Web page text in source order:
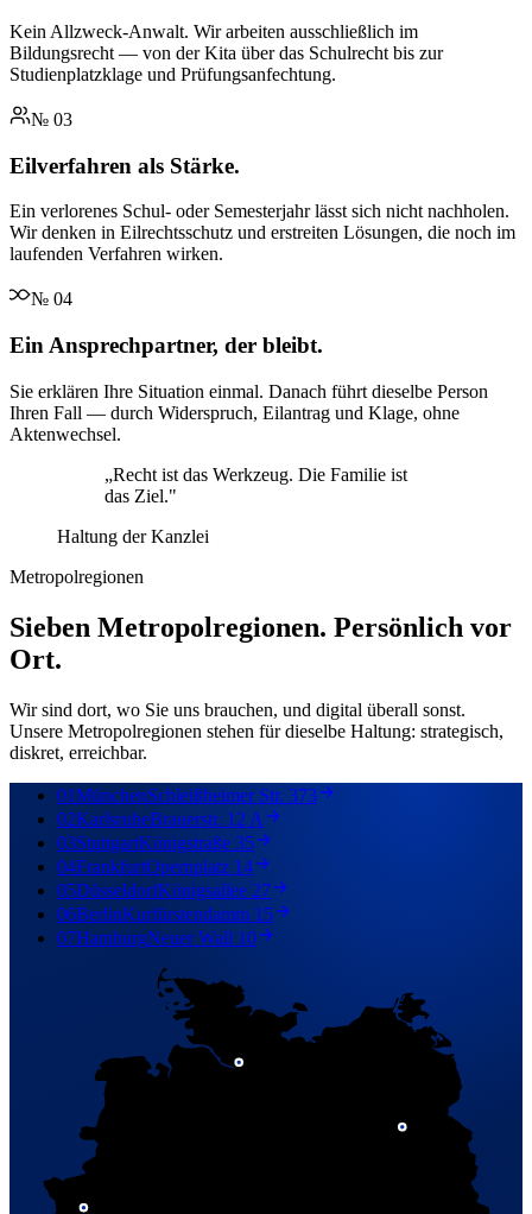
Kein Allzweck-Anwalt. Wir arbeiten ausschließlich im
Bildungsrecht — von der Kita über das Schulrecht bis zur
Studienplatzklage und Prüfungsanfechtung.
№ 03
Eilverfahren als Stärke.
Ein verlorenes Schul- oder Semesterjahr lässt sich nicht nachholen.
Wir denken in Eilrechtsschutz und erstreiten Lösungen, die noch im
laufenden Verfahren wirken.
№ 04
Ein Ansprechpartner, der bleibt.
Sie erklären Ihre Situation einmal. Danach führt dieselbe Person
Ihren Fall — durch Widerspruch, Eilantrag und Klage, ohne
Aktenwechsel.
„Recht ist das Werkzeug. Die Familie ist
das Ziel."
Haltung der Kanzlei
Metropolregionen
Sieben Metropolregionen. Persönlich vor
Ort.
Wir sind dort, wo Sie uns brauchen, und digital überall sonst.
Unsere Metropolregionen stehen für dieselbe Haltung: strategisch,
diskret, erreichbar.
01MünchenSchleißheimer Str. 373
02KarlsruheBrauerstr. 12 A
03StuttgartKönigstraße 35
04FrankfurtOpernplatz 14
05DüsseldorfKönigsallee 27
06BerlinKurfürstendamm 15
07HamburgNeuer Wall 10